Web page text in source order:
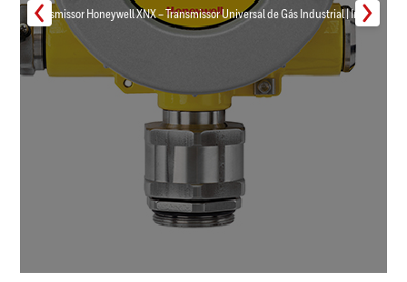
Transmissor Honeywell XNX – Transmissor Universal de Gás Industrial | Inmar